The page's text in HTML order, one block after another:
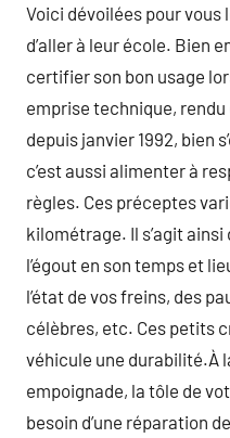
Voici dévoilées pour
d’aller à leur école. Bien
certifier son bon usage
emprise technique,
depuis janvier 1992, bien
c’est aussi alimenter à
règles. Ces préceptes
kilométrage. Il s’agit
l’égout en son temps et
l’état de vos freins, des
célèbres, etc. Ces petits
véhicule une durabilité.À
empoignade, la tôle de
besoin d’une réparation